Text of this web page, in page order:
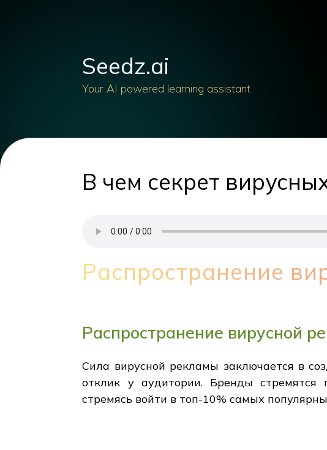
Seedz.ai
Your AI powered learning assistant
В чем секрет
Распространение
Распространение вирусной
Сила вирусной рекламы заключается в
отклик у аудитории. Бренды стремятся
стремясь войти в топ-10% самых